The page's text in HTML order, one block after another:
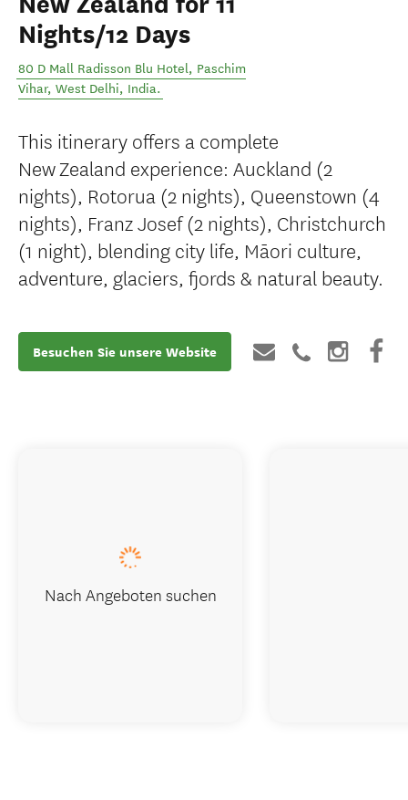
Nights/12 Days
80 D Mall Radisson Blu Hotel, Paschim
Vihar, West Delhi, India.
This itinerary offers a complete
New Zealand experience: Auckland (2
nights), Rotorua (2 nights), Queenstown (4
nights), Franz Josef (2 nights), Christchurch
(1 night), blending city life, Māori culture,
adventure, glaciers, fjords & natural beauty.
Besuchen Sie unsere Website
Nach Angeboten suchen